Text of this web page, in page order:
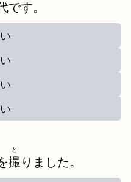
す。
撮
と
りました。